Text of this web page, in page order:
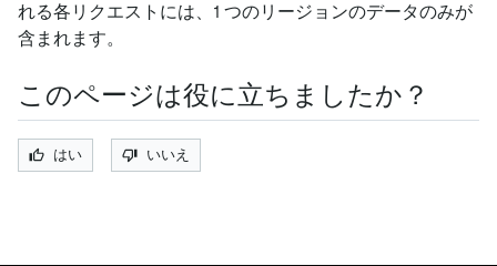
れる各リクエストには、1 つのリージョンのデータのみが
含まれます。
このページは役に立ちましたか？
はい いいえ